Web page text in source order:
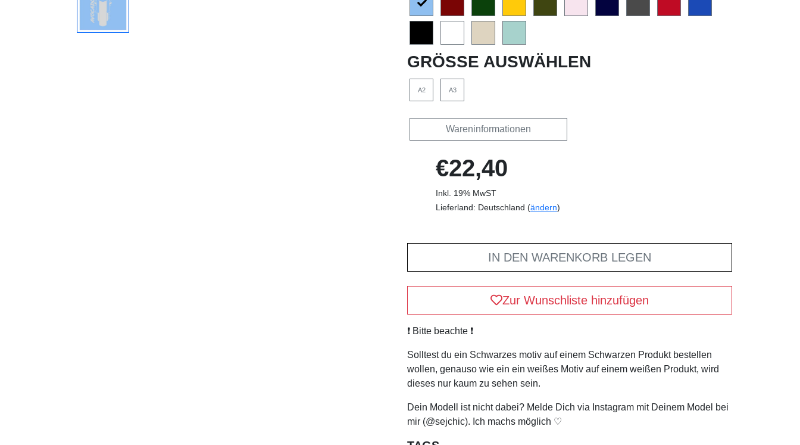
GRÖSSE AUSWÄHLEN
A2 A3
Wareninformationen
€22,40
Inkl. 19% MwST
Lieferland: Deutschland (ändern)
IN DEN WARENKORB LEGEN
Zur Wunschliste hinzufügen
❗️ Bitte beachte ❗️
Solltest du ein Schwarzes motiv auf einem Schwarzen Produkt bestellen
wollen, genauso wie ein ein weißes Motiv auf einem weißen Produkt, wird
dieses nur kaum zu sehen sein.
Dein Modell ist nicht dabei? Melde Dich via Instagram mit Deinem Model bei
mir (@sejchic). Ich machs möglich ♡